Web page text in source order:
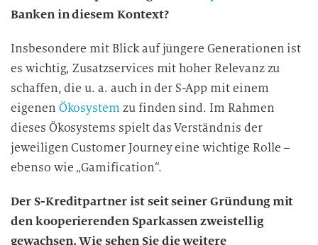
Banken in diesem Kontext?
Insbesondere mit Blick auf jüngere Generationen ist
es wichtig, Zusatzservices mit hoher Relevanz zu
schaffen, die u. a. auch in der S-App mit einem
eigenen Ökosystem zu finden sind. Im Rahmen
dieses Ökosystems spielt das Verständnis der
jeweiligen Customer Journey eine wichtige Rolle –
ebenso wie „Gamification“.
Der S-Kreditpartner ist seit seiner Gründung mit
den kooperierenden Sparkassen zweistellig
gewachsen. Wie sehen Sie die weitere